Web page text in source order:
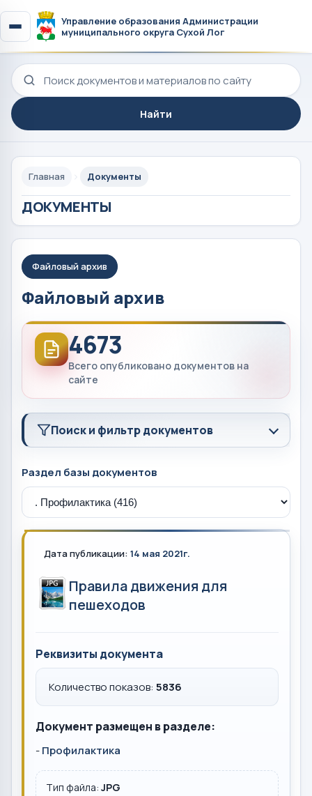
Управление образования Администрации
муниципального округа Сухой Лог
Поиск по сайту
Найти
Главная Документы
ДОКУМЕНТЫ
Файловый архив
Файловый архив
4673
Всего опубликовано документов на
сайте
Поиск и фильтр документов
Раздел базы документов
Дата публикации: 14 мая 2021г.
Правила движения для
пешеходов
Реквизиты документа
Количество показов: 5836
Документ размещен в разделе:
-Профилактика
Тип файла: JPG